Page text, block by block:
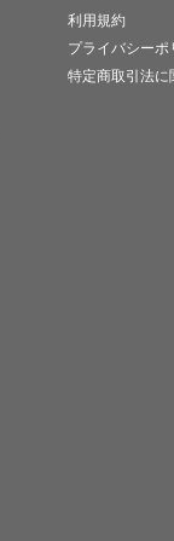
利用規約
プライバシーポ
特定商取引法に